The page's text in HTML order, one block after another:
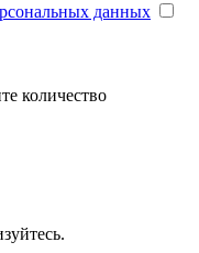
данных
количество